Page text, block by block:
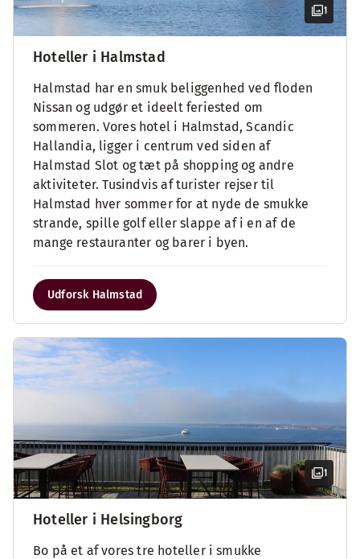
1
Hoteller i Halmstad
Halmstad har en smuk beliggenhed ved floden
Nissan og udgør et ideelt feriested om
sommeren. Vores hotel i Halmstad, Scandic
Hallandia, ligger i centrum ved siden af
Halmstad Slot og tæt på shopping og andre
aktiviteter. Tusindvis af turister rejser til
Halmstad hver sommer for at nyde de smukke
strande, spille golf eller slappe af i en af de
mange restauranter og barer i byen.
Udforsk Halmstad
1
Hoteller i Helsingborg
Bo på et af vores tre hoteller i smukke